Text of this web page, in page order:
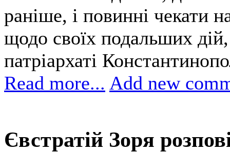
раніше, і повинні чекати
щодо своїх подальших
патріархаті
Read more... Add new
Євстратій Зоря